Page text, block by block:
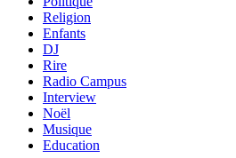
Religion
Enfants
DJ
Rire
Radio Campus
Interview
Noël
Musique
Education